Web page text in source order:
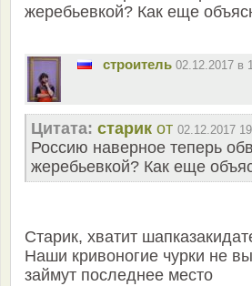
жеребьевкой? Как еще
строитель 02.12.2017 в
Цитата: старик от 02.12.2017
Россию наверное теперь
жеребьевкой? Как еще
Старик, хватит
Наши кривоногие чурки не
займут последнее место